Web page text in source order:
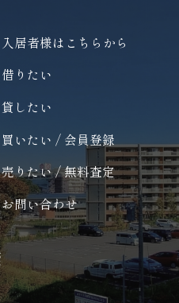
入居者様はこちらから
借りたい
貸したい
買いたい / 会員登録
売りたい / 無料査定
お問い合わせ